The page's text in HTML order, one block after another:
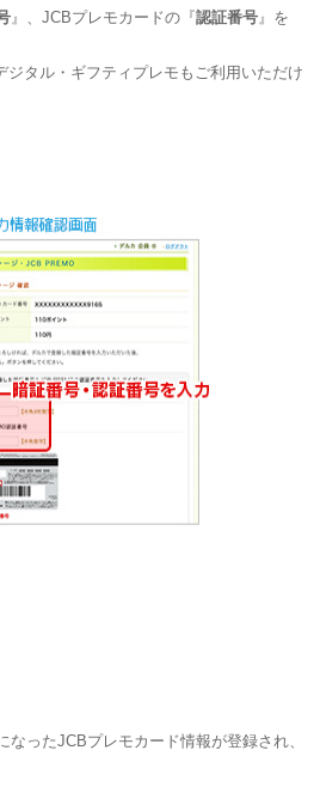
』、JCBプレモカードの『認証番号』を
タル・ギフティプレモもご利用いただけ
なったJCBプレモカード情報が登録され、